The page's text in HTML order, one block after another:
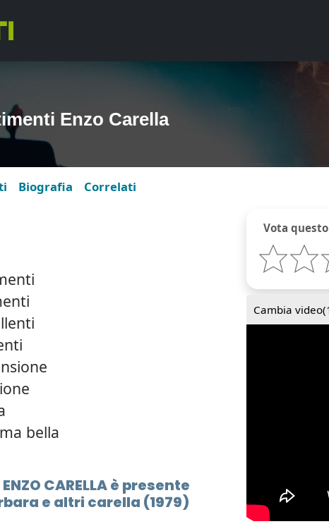
Enzo Carella
Biografia Correlati
Vota
Cambia video(
bella
CARELLA è presente
e altri carella (1979)